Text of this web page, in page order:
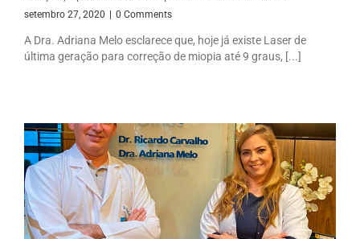
setembro 27, 2020 0 Comments
A Dra. Adriana Melo esclarece que, hoje já existe Laser de
última geração para correção de miopia até 9 graus, [...]